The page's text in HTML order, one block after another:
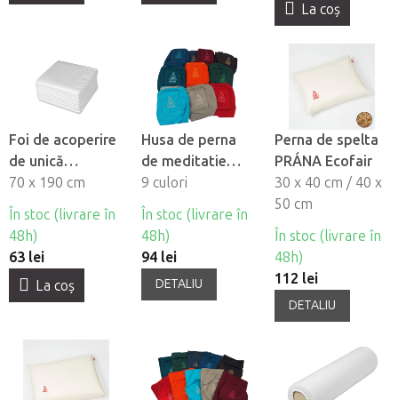
La coş
Foi de acoperire
de unică
folosintă
HABYS®, 10 buc
70 x 190 cm
În stoc (livrare în
48h)
63 lei
La coş
Husa de perna
de meditatie
PRANA
9 culori
În stoc (livrare în
48h)
94 lei
DETALIU
Perna de spelta
PRÁNA Ecofair
30 x 40 cm / 40 x
50 cm
În stoc (livrare în
48h)
112 lei
DETALIU